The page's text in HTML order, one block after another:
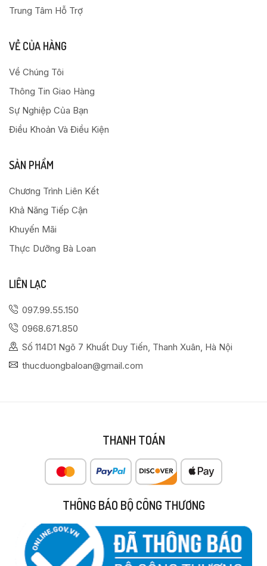
Trung Tâm Hỗ Trợ
VỀ CỦA HÀNG
Về Chúng Tôi
Thông Tin Giao Hàng
Sự Nghiệp Của Bạn
Điều Khoản Và Điều Kiện
SẢN PHẨM
Chương Trình Liên Kết
Khả Năng Tiếp Cận
Khuyến Mãi
Thực Dưỡng Bà Loan
LIÊN LẠC
097.99.55.150
0968.671.850
Số 114D1 Ngõ 7 Khuất Duy Tiến, Thanh Xuân, Hà Nội
thucduongbaloan@gmail.com
THANH TOÁN
THÔNG BÁO BỘ CÔNG THƯƠNG